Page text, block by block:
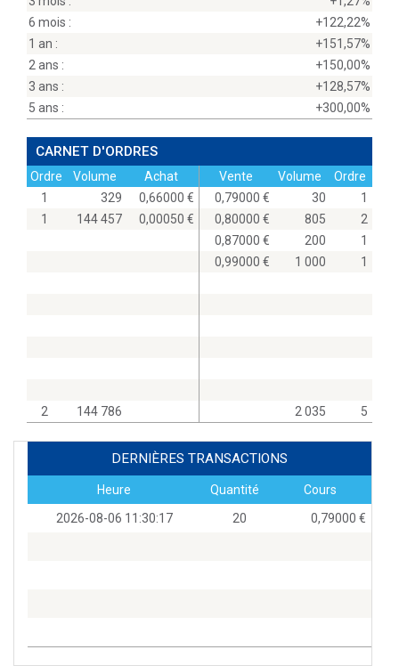
6 mois :
+122,22%
1 an :
+151,57%
2 ans :
+150,00%
3 ans :
+128,57%
5 ans :
+300,00%
CARNET D'ORDRES
Ordre Volume
Achat
1
329
0,66000
1
144 457 0,00050
2 144 786
Vente Volume
Ordre
0,79000
30
1
0,80000
805
2
0,87000
200
1
0,99000
1 000 1
2 035 5
DERNIÈRES TRANSACTIONS
Heure Quantité
Cours
2026-08-06 11:30:17
20 0,79000